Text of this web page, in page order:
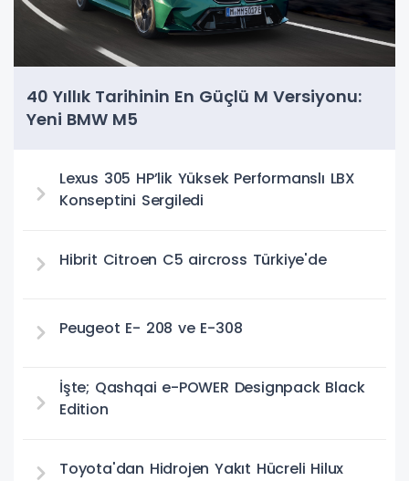
40 Yıllık Tarihinin En Güçlü M Versiyonu:
Yeni BMW M5
Lexus 305 HP’lik Yüksek Performanslı LBX
Konseptini Sergiledi
Hibrit Citroen C5 aircross Türkiye'de
Peugeot E- 208 ve E-308
İşte; Qashqai e-POWER Designpack Black
Edition
Toyota'dan Hidrojen Yakıt Hücreli Hilux